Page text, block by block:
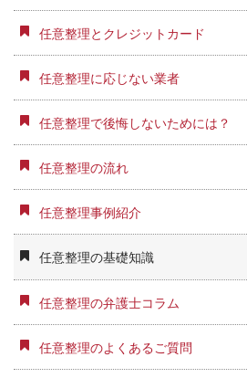
任意整理とクレジットカード
任意整理に応じない業者
任意整理で後悔しないためには？
任意整理の流れ
任意整理事例紹介
任意整理の基礎知識
任意整理の弁護士コラム
任意整理のよくあるご質問